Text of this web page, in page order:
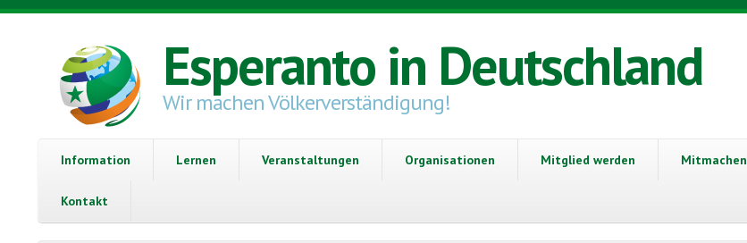
Direkt zum Inhalt
Esperanto in Deutschland
Wir machen Völkerverständigung!
Information Lernen Veranstaltungen Organisationen Mitglied werden Mitmachen
Kontakt